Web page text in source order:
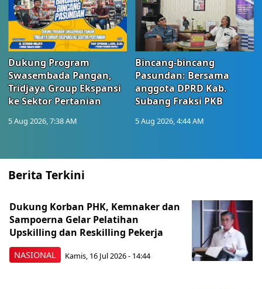
Dukung Program
Swasembada Pangan,
Tridjaya Group Ekspansi
ke Sektor Pertanian
5 Aug 2026, 7:38 AM
Bincang-bincang
Pasundan: Bersama
anggota DPRD Kab.
Subang Fraksi PKB
5 Aug 2026, 4:44 AM
Berita Terkini
NASIONAL
Dukung Korban PHK, Kemnaker dan
Sampoerna Gelar Pelatihan
Upskilling dan Reskilling Pekerja
Kamis, 16 Jul 2026 - 14:44